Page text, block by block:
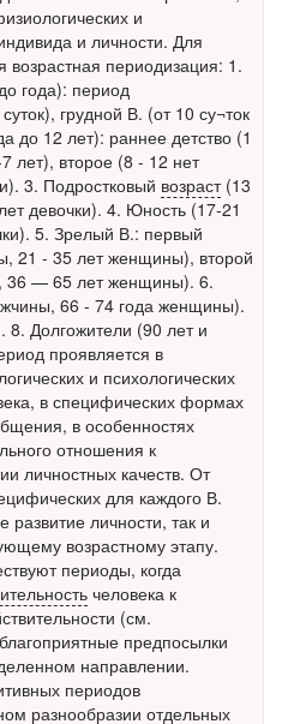
Федеральная служба по
надзору в сфере
здравоохранения озвучила
тревожную статистику. Она
касаются увеличения риска
острой кардиотоксичности и
роста сопутствующих
осложнений от...
с детьми в
Соответствующий
законопроект внесен в
палату на
рассмотрение. Суть его
заключается в
нахождении одного из
родителей в
больничной палате
срока лечения...
и
и личности. Для
периодизация: 1.
года): период
грудной В. (от 10 су¬ток
до 12 лет): раннее детство (1
лет), второе (8 - 12 нет
3. Подростковый возраст(13
девочки). 4. Юность (17-21
5. Зрелый В.: первый
21 - 35 лет женщины), второй
36 — 65 лет женщины). 6.
66 - 74 года женщины).
8. Долгожители (90 лет и
проявляется в
и психологических
в специфических формах
в особенностях
отношения к
личностных качеств. От
для каждого В.
развитие личности, так и
возрастному этапу.
периоды, когда
человека к
(см.
предпосылки
направлении.
периодов
разнообразии отдельных